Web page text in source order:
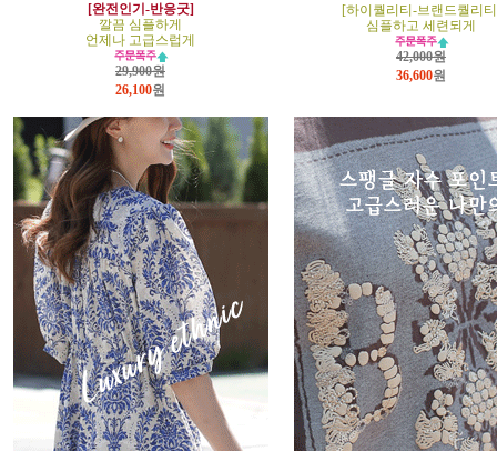
[완전인기-반응굿]
깔끔 심플하게
언제나 고급스럽게
29,900원
26,100원
[하이퀄리티-브랜드퀄리
심플하고 세련되게
42,000원
36,600원